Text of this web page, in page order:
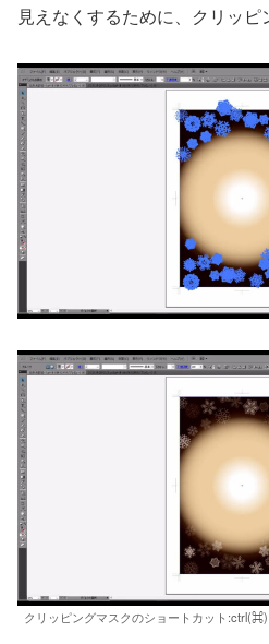
見えなくするために、クリッピ
クリッピングマスクのショートカット